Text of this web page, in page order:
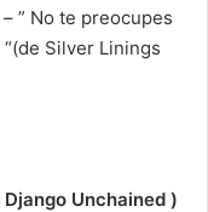
” No te preocupes
Silver Linings
Unchained )